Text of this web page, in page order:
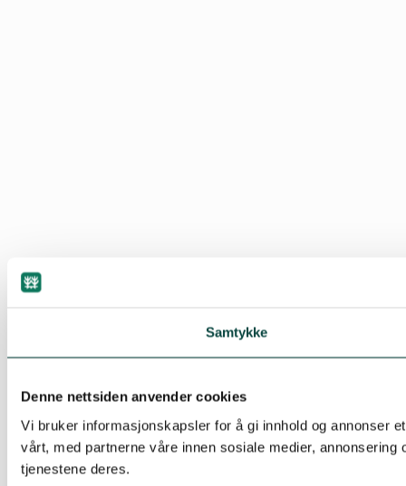
Samtykke
Denne nettsiden anvender cookies
Vi bruker informasjonskapsler for å gi innhold og annonser
vårt, med partnerne våre innen sosiale medier,
tjenestene deres.